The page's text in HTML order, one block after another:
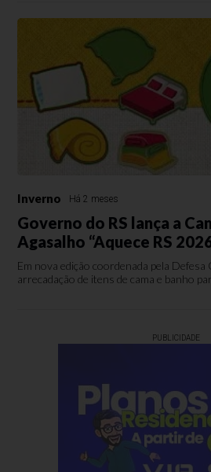
Inverno Há 2 meses
Governo do RS lança a
Agasalho “Aquece RS
Em nova edição coordenada pela Defesa
arrecadação de itens de cama e banho
PUBLICIDADE